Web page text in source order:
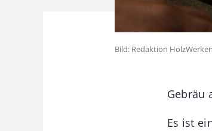
Bild: Redaktion HolzWerken
Gebräu
Es ist